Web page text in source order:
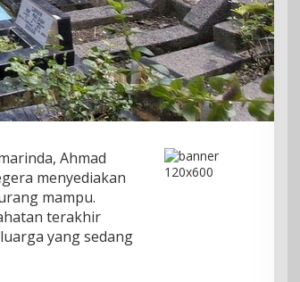
Ahmad
menyediakan
mampu.
terakhir
yang sedang